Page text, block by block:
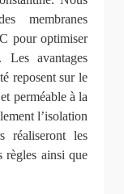
membranes
pour optimiser
Les avantages
reposent sur le
perméable à la
l’isolation
réaliseront les
règles ainsi que